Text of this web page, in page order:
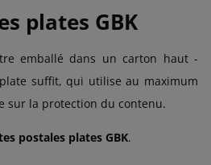
plates GBK
emballé dans un carton haut -
suffit, qui utilise au maximum
sur la protection du contenu.
postales plates GBK.